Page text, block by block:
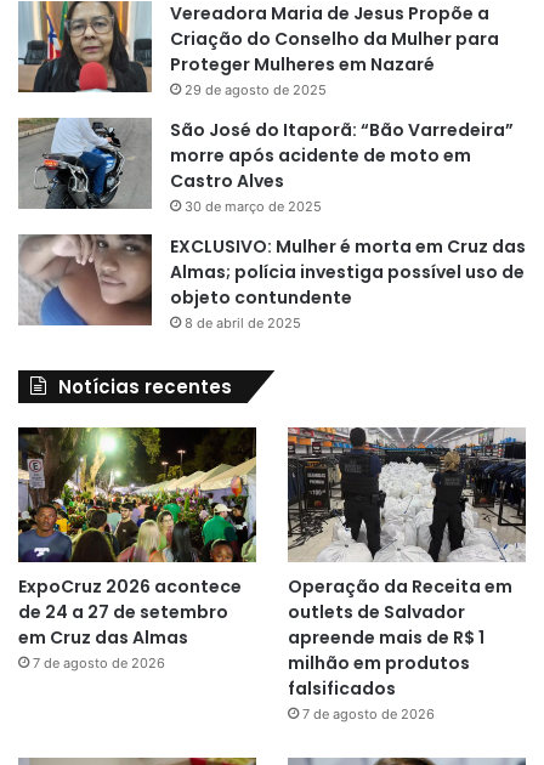
Vereadora Maria de Jesus Propõe a
Criação do Conselho da Mulher para
Proteger Mulheres em Nazaré
29 de agosto de 2025
São José do Itaporã: “Bão Varredeira”
morre após acidente de moto em
Castro Alves
30 de março de 2025
EXCLUSIVO: Mulher é morta em Cruz das
Almas; polícia investiga possível uso de
objeto contundente
8 de abril de 2025
Notícias recentes
ExpoCruz 2026 acontece
de 24 a 27 de setembro
em Cruz das Almas
7 de agosto de 2026
Operação da Receita em
outlets de Salvador
apreende mais de R$ 1
milhão em produtos
falsificados
7 de agosto de 2026